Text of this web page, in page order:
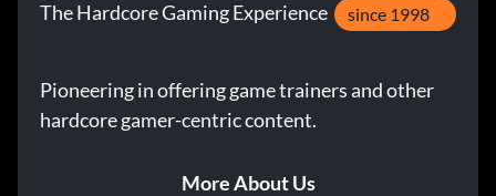
The Hardcore Gaming Experience since 1998
Pioneering in offering game trainers and other
hardcore gamer-centric content.
More About Us